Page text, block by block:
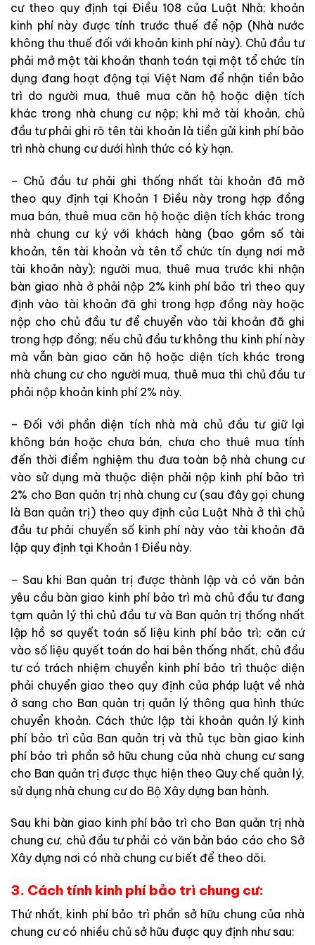
cư theo quy định tại Điều 108 của Luật Nhà; khoản
kinh phí này được tính trước thuế để nộp (Nhà nước
không thu thuế đối với khoản kinh phí này). Chủ đầu tư
phải mở một tài khoản thanh toán tại một tổ chức tín
dụng đang hoạt động tại Việt Nam để nhận tiền bảo
trì do người mua, thuê mua căn hộ hoặc diện tích
khác trong nhà chung cư nộp; khi mở tài khoản, chủ
đầu tư phải ghi rõ tên tài khoản là tiền gửi kinh phí bảo
trì nhà chung cư dưới hình thức có kỳ hạn.
– Chủ đầu tư phải ghi thống nhất tài khoản đã mở
theo quy định tại Khoản 1 Điều này trong hợp đồng
mua bán, thuê mua căn hộ hoặc diện tích khác trong
nhà chung cư ký với khách hàng (bao gồm số tài
khoản, tên tài khoản và tên tổ chức tín dụng nơi mở
tài khoản này); người mua, thuê mua trước khi nhận
bàn giao nhà ở phải nộp 2% kinh phí bảo trì theo quy
định vào tài khoản đã ghi trong hợp đồng này hoặc
nộp cho chủ đầu tư để chuyển vào tài khoản đã ghi
trong hợp đồng; nếu chủ đầu tư không thu kinh phí này
mà vẫn bàn giao căn hộ hoặc diện tích khác trong
nhà chung cư cho người mua, thuê mua thì chủ đầu tư
phải nộp khoản kinh phí 2% này.
– Đối với phần diện tích nhà mà chủ đầu tư giữ lại
không bán hoặc chưa bán, chưa cho thuê mua tính
đến thời điểm nghiệm thu đưa toàn bộ nhà chung cư
vào sử dụng mà thuộc diện phải nộp kinh phí bảo trì
2% cho Ban quản trị nhà chung cư (sau đây gọi chung
là Ban quản trị) theo quy định của Luật Nhà ở thì chủ
đầu tư phải chuyển số kinh phí này vào tài khoản đã
lập quy định tại Khoản 1 Điều này.
– Sau khi Ban quản trị được thành lập và có văn bản
yêu cầu bàn giao kinh phí bảo trì mà chủ đầu tư đang
tạm quản lý thì chủ đầu tư và Ban quản trị thống nhất
lập hồ sơ quyết toán số liệu kinh phí bảo trì; căn cứ
vào số liệu quyết toán do hai bên thống nhất, chủ đầu
tư có trách nhiệm chuyển kinh phí bảo trì thuộc diện
phải chuyển giao theo quy định của pháp luật về nhà
ở sang cho Ban quản trị quản lý thông qua hình thức
chuyển khoản. Cách thức lập tài khoản quản lý kinh
phí bảo trì của Ban quản trị và thủ tục bàn giao kinh
phí bảo trì phần sở hữu chung của nhà chung cư sang
cho Ban quản trị được thực hiện theo Quy chế quản lý,
sử dụng nhà chung cư do Bộ Xây dựng ban hành.
Sau khi bàn giao kinh phí bảo trì cho Ban quản trị nhà
chung cư, chủ đầu tư phải có văn bản báo cáo cho Sở
Xây dựng nơi có nhà chung cư biết để theo dõi.
3. Cách tính kinh phí bảo trì chung cư:
Thứ nhất, kinh phí bảo trì phần sở hữu chung của nhà
chung cư có nhiều chủ sở hữu được quy định như sau: